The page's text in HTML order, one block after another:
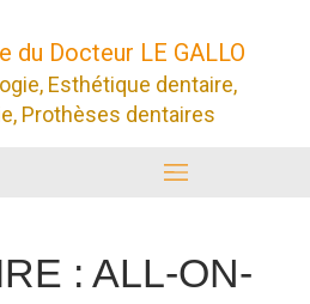
du Docteur LE GALLO
Esthétique dentaire,
Prothèses dentaires
: ALL-ON-